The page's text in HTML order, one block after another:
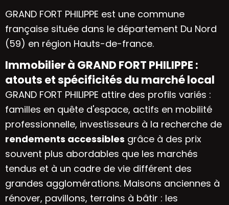
GRAND FORT PHILIPPE est une commune
française située dans le département Du Nord
(59) en région Hauts-de-france.
Immobilier à GRAND FORT PHILIPPE :
atouts et spécificités du marché local
GRAND FORT PHILIPPE attire des profils variés :
familles en quête d'espace, actifs en mobilité
professionnelle, investisseurs à la recherche de
rendements accessibles grâce à des prix
souvent plus abordables que les marchés
tendus et à un cadre de vie différent des
grandes agglomérations. Maisons anciennes à
rénover, pavillons, terrains à bâtir : les